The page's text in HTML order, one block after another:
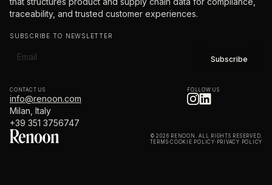
traceability, and trusted customer experiences.
SUBSCRIBE TO NEWSLETTER
CONTACT US
info@renoon.com
Milan, Italy
+39 351 3756747
FOLLOW US
© 2026 RENOON. ALL RIGHTS RESERVED.
TERMS·COOKIE POLICY· PRIVACY POLICY